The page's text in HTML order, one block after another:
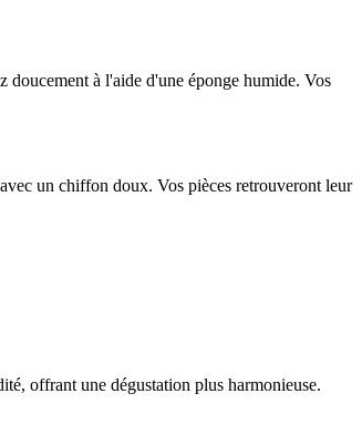
doucement à l'aide d'une éponge humide. Vos
un chiffon doux. Vos pièces retrouveront leur
offrant une dégustation plus harmonieuse.